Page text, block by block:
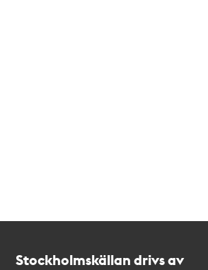
Stockholmskällan drivs av